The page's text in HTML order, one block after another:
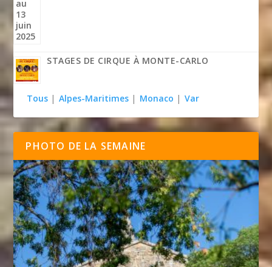
STAGES DE CIRQUE À MONTE-CARLO
Tous | Alpes-Maritimes | Monaco | Var
PHOTO DE LA SEMAINE